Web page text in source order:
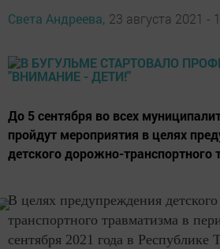
Света Андреева, 23 августа 2021 -
До 5 сентября во всех
пройдут мероприятия в целях
детского дорожно-транспортного
В целях предупреждения
транспортного травматизма в
сентября 2021 года в Республике